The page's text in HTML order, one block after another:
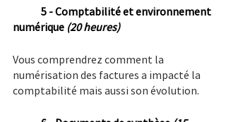
5 - Comptabilité et environnement
numérique (20 heures)
Vous comprendrez comment la
numérisation des factures a impacté la
comptabilité mais aussi son évolution.